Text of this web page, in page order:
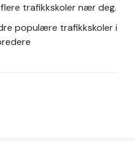
trafikkskoler nær deg.
populære trafikkskoler i